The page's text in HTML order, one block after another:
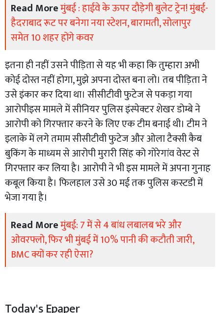
Read Moreमुंबई : हाईवे के ऊपर दौड़ेगी बुलेट ट्रेन! मुंबई-
हैदराबाद रूट पर बनेगा नया स्टेशन, बारामती, सोलापुर
समेत 10 शहर होंगे कवर
इतना ही नहीं उसने पीड़िता से यह भी कहा कि तुम्हारा अभी
कोई दोस्त नहीं होगा, मुझे अपना दोस्त बना लो। तब पीड़िता ने
उसे इंकार कर दिया था। सीसीटीवी फुटेज से पकड़ा गया
आरोपीइस मामले में सीनियर पुलिस इंस्पेक्टर शेखर डोम्बे ने
आरोपी को गिरफ्तार करने के लिए एक टीम बनाई थी। टीम ने
इलाके में लगे तमाम सीसीटीवी फुटेज और ओला टैक्सी कैब
बुकिंग के माध्यम से आरोपी मुरारी सिंह को गोरेगांव वेस्ट से
गिरफ्तार कर लिया है। आरोपी ने भी इस मामले में अपना गुनाह
कबूल किया है। फिलहाल उसे 30 मई तक पुलिस कस्टडी में
भेजा गया है।
Read Moreमुंबई: 7 में से 4 बांध लबालब भरे और
ओवरफ्लो, फिर भी मुंबई में 10% पानी की कटौती जारी,
BMC क्यों कर रही ऐसा?
Today's Epaper